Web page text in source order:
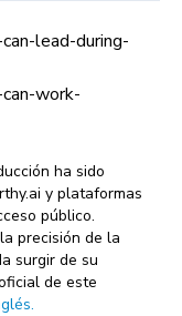
lead-during-
work-
ha sido
y plataformas
público.
precisión de la
surgir de su
de este